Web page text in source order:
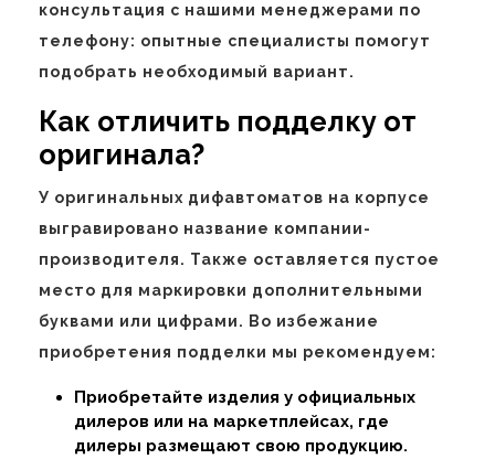
консультация с нашими менеджерами по
телефону: опытные специалисты помогут
подобрать необходимый вариант.
Как отличить подделку от
оригинала?
У оригинальных дифавтоматов на корпусе
выгравировано название компании-
производителя. Также оставляется пустое
место для маркировки дополнительными
буквами или цифрами. Во избежание
приобретения подделки мы рекомендуем:
Приобретайте изделия у официальных
дилеров или на маркетплейсах, где
дилеры размещают свою продукцию.